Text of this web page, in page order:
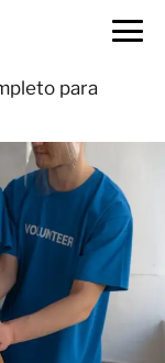
para